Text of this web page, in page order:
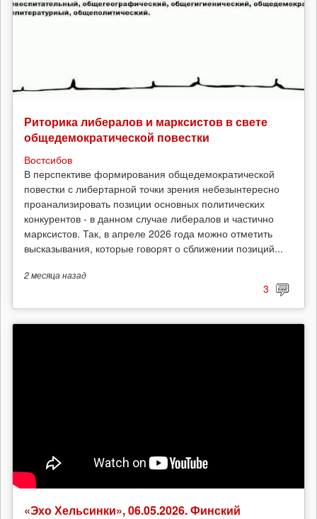
Риторика либералов и марксистов в свете
общедемократической повестки
Востсибов
В перспективе формирования общедемократической
повестки с либертарной точки зрения небезынтересно
проанализировать позиции основных политических
конкурентов - в данном случае либералов и частично
марксистов. Так, в апреле 2026 года можно отметить
высказывания, которые говорят о сближении позиций...
2 месяца назад
3
«Эхо Хельсинки», 06.05.2026. Финский